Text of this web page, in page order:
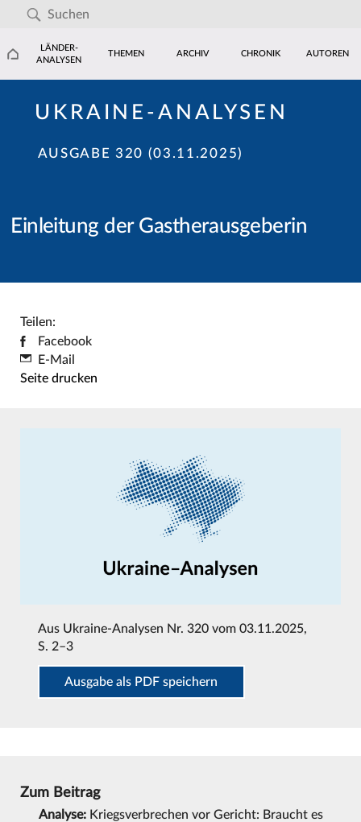
LÄNDER-
ANALYSEN
THEMEN ARCHIV CHRONIK AUTOREN
UKRAINE-ANALYSEN
AUSGABE 320 (03.11.2025)
Einleitung der Gastherausgeberin
Teilen:
Facebook
E-Mail
Seite drucken
Aus Ukraine-Analysen Nr. 320 vom 03.11.2025,
S. 2–3
Ausgabe als PDF speichern
Zum Beitrag
Analyse: Kriegsverbrechen vor Gericht: Braucht es